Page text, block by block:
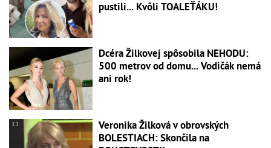
pustili... Kvôli TOALEŤÁKU!
Dcéra Žilkovej spôsobila NEHODU:
500 metrov od domu... Vodičák nemá
ani rok!
Veronika Žilková v obrovských
BOLESTIACH: Skončila na